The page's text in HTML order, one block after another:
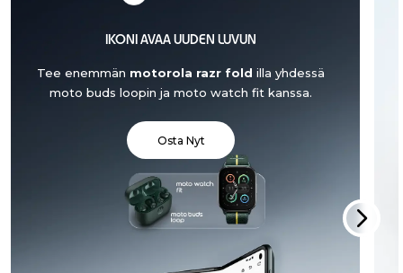
IKONI AVAA UUDEN LUVUN
Tee enemmän motorola razr fold illa yhdessä
moto buds loopin ja moto watch fit kanssa.
Osta Nyt